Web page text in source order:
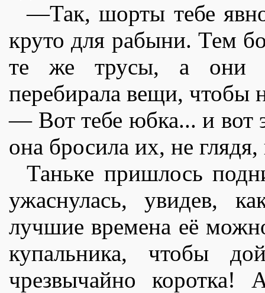
—Так, шорты тебе
круто для рабыни. Тем
те же трусы, а они
перебирала вещи, чтобы
— Вот тебе юбка... и вот
она бросила их, не глядя,
Таньке пришлось
ужаснулась, увидев,
лучшие времена еë
купальника, чтобы
чрезвычайно